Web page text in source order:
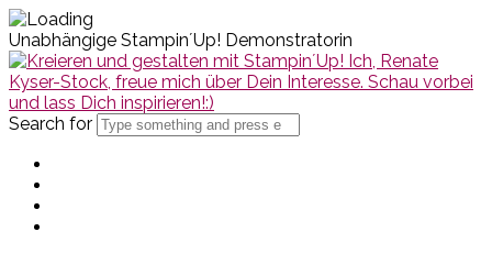
Unabhängige Stampin´Up! Demonstratorin
Search for